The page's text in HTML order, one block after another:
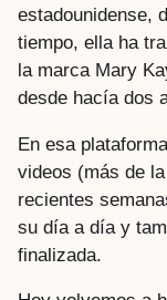
estadounidense,
tiempo, ella ha
la marca Mary
desde hacía dos
En esa
videos (más de
recientes
su día a día y
finalizada.